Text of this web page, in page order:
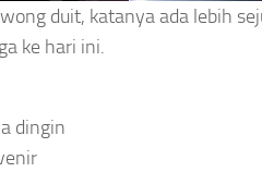
duit, katanya ada lebih
ke hari ini.
dingin